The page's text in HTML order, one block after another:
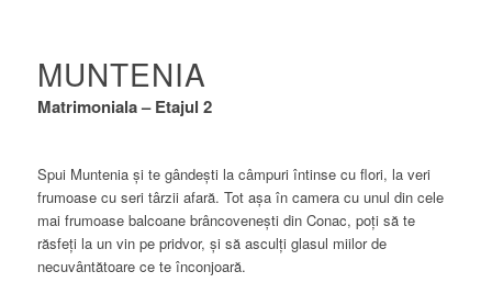
MUNTENIA
Matrimoniala – Etajul 2
Spui Muntenia și te gândești la câmpuri întinse cu flori, la veri
frumoase cu seri târzii afară. Tot așa în camera cu unul din cele
mai frumoase balcoane brâncovenești din Conac, poți să te
răsfeți la un vin pe pridvor, și să asculți glasul miilor de
necuvântătoare ce te înconjoară.